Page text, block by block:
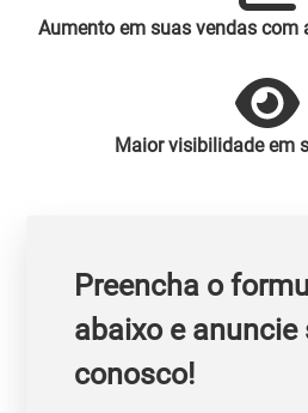
Aumento em suas vendas com
Maior visibilidade em
Preencha o
abaixo e anuncie
conosco!